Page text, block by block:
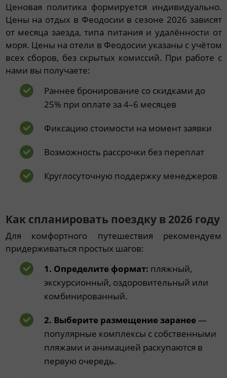
Ценовая политика формируется индивидуально.
Цены на отдых в Феодосии в сезоне 2026 зависят
от месяца заезда, типа питания и удалённости от
моря. Цены на отели в Феодосии указаны с учётом
всех сборов, без скрытых комиссий. При работе с
нами вы получаете:
Раннее бронирование со скидками до
25% при оплате за 4–6 месяцев
Фиксацию стоимости на момент заявки
Возможность рассрочки без переплат
Круглосуточную поддержку менеджеров
Как спланировать поездку в 2026 году
Для комфортного путешествия рекомендуем
придерживаться простых шагов:
1. Определите формат: пляжный,
экскурсионный, оздоровительный или
комбинированный.
2. Выберите размещение заранее—
популярные комплексы с собственными
пляжами и анимацией раскупаются в
первую очередь.